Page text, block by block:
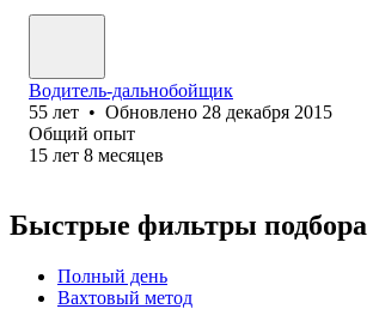
Водитель-дальнобойщик
55 лет • Обновлено 28 декабря 2015
Общий опыт
15 лет 8 месяцев
Быстрые фильтры подбора
Полный день
Вахтовый метод